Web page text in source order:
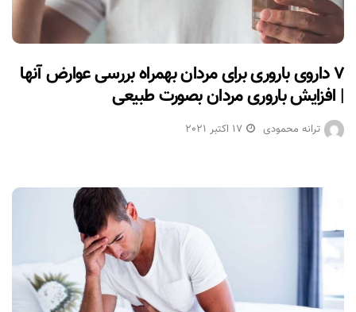
۷ داروی باروری برای مردان بهمراه بررسی عوارض آنها
| افزایش باروری مردان بصورت طبیعی
ترانه محمودی 17 اکتبر 2021